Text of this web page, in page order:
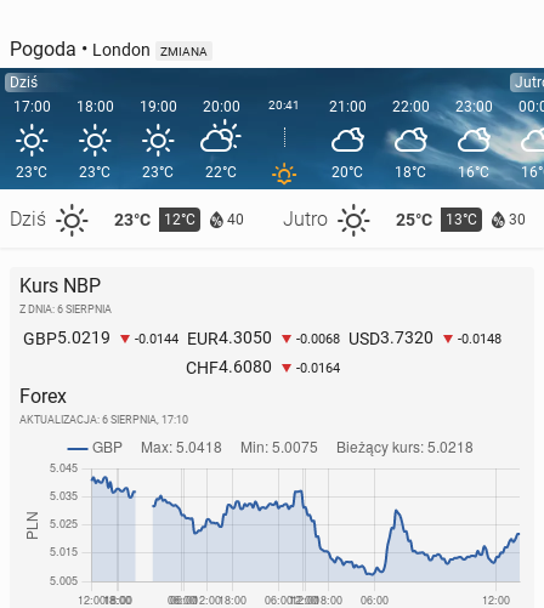
Pogoda • London ZMIANA
Dziś
17:00
23°C
Dziś 23°C 12°C 40 Jutro 25°C 13°C 30
18:00
23°C
19:00
23°C
20:00
22°C
20:41 21:00
20°C
22:00
18°C
23:00
16°C
Kurs NBP
Z DNIA: 6 SIERPNIA
GBP5.0219 -0.0144 EUR4.3050 -0.0068 USD3.7320 -0.0148
CHF4.6080 -0.0164
Forex
AKTUALIZACJA: 6 SIERPNIA, 17:10